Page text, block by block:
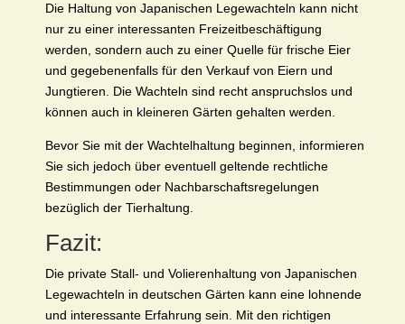
Die Haltung von Japanischen Legewachteln kann nicht
nur zu einer interessanten Freizeitbeschäftigung
werden, sondern auch zu einer Quelle für frische Eier
und gegebenenfalls für den Verkauf von Eiern und
Jungtieren. Die Wachteln sind recht anspruchslos und
können auch in kleineren Gärten gehalten werden.
Bevor Sie mit der Wachtelhaltung beginnen, informieren
Sie sich jedoch über eventuell geltende rechtliche
Bestimmungen oder Nachbarschaftsregelungen
bezüglich der Tierhaltung.
Fazit:
Die private Stall- und Volierenhaltung von Japanischen
Legewachteln in deutschen Gärten kann eine lohnende
und interessante Erfahrung sein. Mit den richtigen